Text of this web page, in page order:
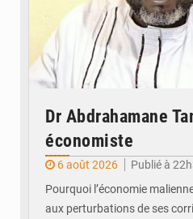
Dr Abdrahamane
économiste
6 août 2026
Publié à
Pourquoi l’économie
aux perturbations de ses